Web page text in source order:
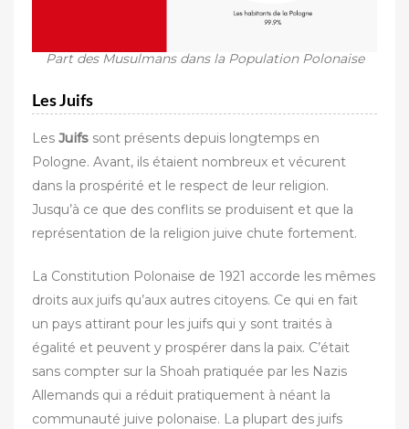
Part des Musulmans dans la Population Polonaise
Les Juifs
Les Juifs sont présents depuis longtemps en
Pologne. Avant, ils étaient nombreux et vécurent
dans la prospérité et le respect de leur religion.
Jusqu’à ce que des conflits se produisent et que la
représentation de la religion juive chute fortement.
La Constitution Polonaise de 1921 accorde les mêmes
droits aux juifs qu’aux autres citoyens. Ce qui en fait
un pays attirant pour les juifs qui y sont traités à
égalité et peuvent y prospérer dans la paix. C’était
sans compter sur la Shoah pratiquée par les Nazis
Allemands qui a réduit pratiquement à néant la
communauté juive polonaise. La plupart des juifs